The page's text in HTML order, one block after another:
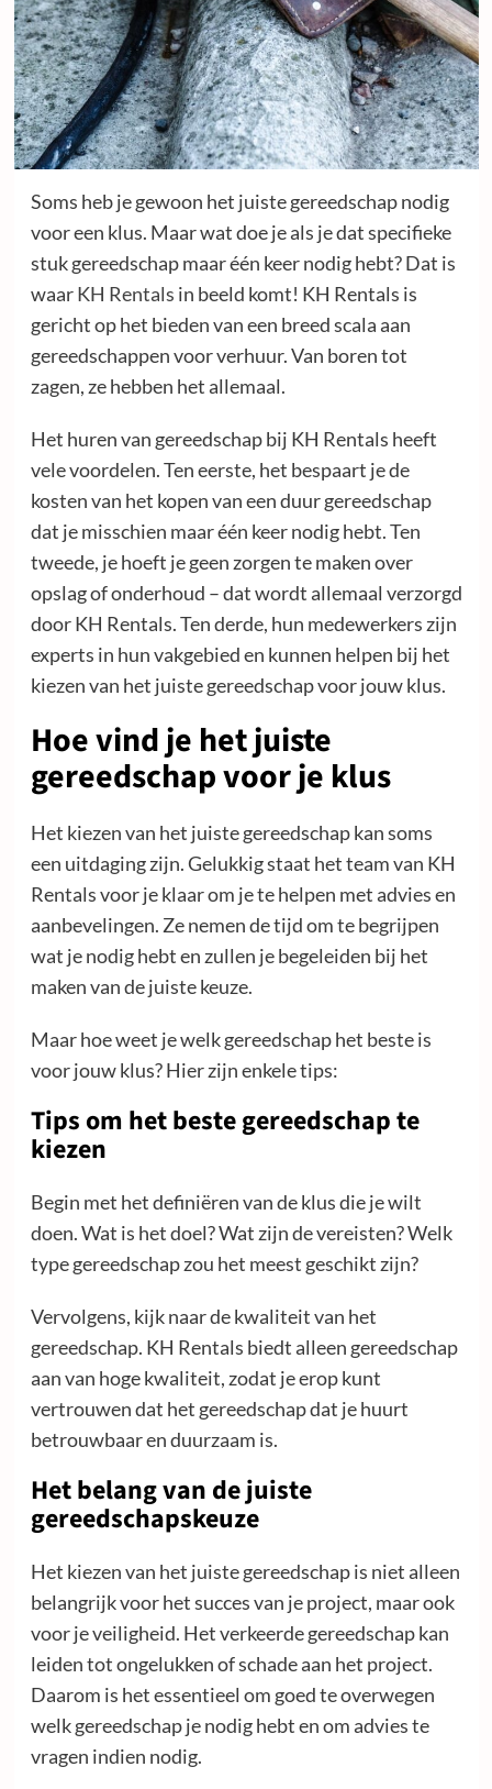
Soms heb je gewoon het juiste gereedschap nodig
voor een klus. Maar wat doe je als je dat specifieke
stuk gereedschap maar één keer nodig hebt? Dat is
waarKH Rentals in beeld komt! KH Rentals is
gericht op het bieden van een breed scala aan
gereedschappen voor verhuur. Van boren tot
zagen, ze hebben het allemaal.
Het huren van gereedschap bij KH Rentals heeft
vele voordelen. Ten eerste, het bespaart je de
kosten van het kopen van een duur gereedschap
dat je misschien maar één keer nodig hebt. Ten
tweede, je hoeft je geen zorgen te maken over
opslag of onderhoud – dat wordt allemaal verzorgd
door KH Rentals. Ten derde, hun medewerkers zijn
experts in hun vakgebied en kunnen helpen bij het
kiezen van het juiste gereedschap voor jouw klus.
Hoe vind je het juiste
gereedschap voor je klus
Het kiezen van het juiste gereedschap kan soms
een uitdaging zijn. Gelukkig staat het team van KH
Rentals voor je klaar om je te helpen met advies en
aanbevelingen. Ze nemen de tijd om te begrijpen
wat je nodig hebt en zullen je begeleiden bij het
maken van de juiste keuze.
Maar hoe weet je welk gereedschap het beste is
voor jouw klus? Hier zijn enkele tips:
Tips om het beste gereedschap te
kiezen
Begin met het definiëren van de klus die je wilt
doen. Wat is het doel? Wat zijn de vereisten? Welk
type gereedschap zou het meest geschikt zijn?
Vervolgens, kijk naar de kwaliteit van het
gereedschap. KH Rentals biedt alleen gereedschap
aan van hoge kwaliteit, zodat je erop kunt
vertrouwen dat het gereedschap dat je huurt
betrouwbaar en duurzaam is.
Het belang van de juiste
gereedschapskeuze
Het kiezen van het juiste gereedschap is niet alleen
belangrijk voor het succes van je project, maar ook
voor je veiligheid. Het verkeerde gereedschap kan
leiden tot ongelukken of schade aan het project.
Daarom is het essentieel om goed te overwegen
welk gereedschap je nodig hebt en om advies te
vragen indien nodig.